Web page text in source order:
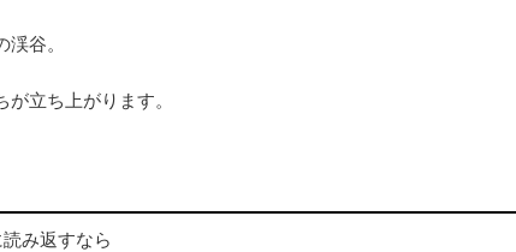
谷。
が立ち上がります。
み返すなら